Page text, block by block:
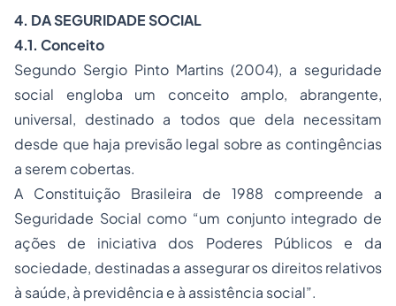
4. DA SEGURIDADE SOCIAL
4.1. Conceito
Segundo Sergio Pinto Martins (2004), a seguridade
social engloba um conceito amplo, abrangente,
universal, destinado a todos que dela necessitam
desde que haja previsão legal sobre as contingências
a serem cobertas.
A Constituição Brasileira de 1988 compreende a
Seguridade Social como “um conjunto integrado de
ações de iniciativa dos Poderes Públicos e da
sociedade, destinadas a assegurar os direitos relativos
à saúde, à previdência e à assistência social”.